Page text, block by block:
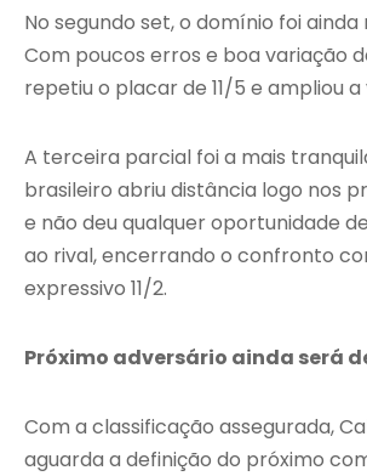
No segundo set, o domínio foi ainda
Com poucos erros e boa variação
repetiu o placar de 11/5 e ampliou
A terceira parcial foi a mais
brasileiro abriu distância logo nos
e não deu qualquer oportunidade
ao rival, encerrando o confronto
expressivo 11/2.
Próximo adversário ainda será
Com a classificação assegurada,
aguarda a definição do próximo